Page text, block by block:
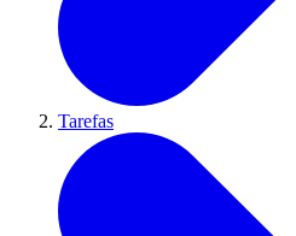
Tarefas